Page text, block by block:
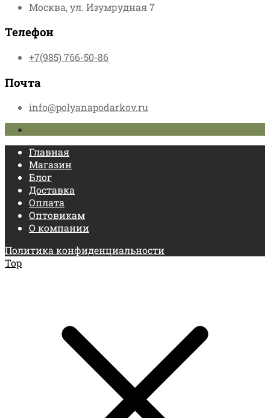
Москва, ул. Изумрудная 7
Телефон
+7(985) 766-50-86
Почта
info@polyanapodarkov.ru
Главная
Магазин
Блог
Доставка
Оплата
Оптовикам
О компании
Политика конфиденциальности
Top